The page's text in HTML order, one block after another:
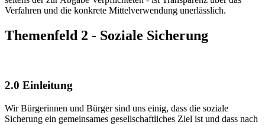
Verfahren und die konkrete Mittelverwendung unerlässlich.
Themenfeld 2 - Soziale Sicherung
2.0 Einleitung
Wir Bürgerinnen und Bürger sind uns einig, dass die soziale
Sicherung ein gemeinsames gesellschaftliches Ziel ist und dass nach